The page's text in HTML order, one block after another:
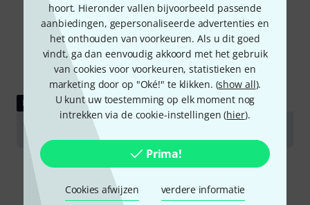
hoort. Hieronder vallen bijvoorbeeld passende
aanbiedingen, gepersonaliseerde advertenties en
het onthouden van voorkeuren. Als u dit goed
vindt, ga dan eenvoudig akkoord met het gebruik
van cookies voor voorkeuren, statistieken en
marketing door op "Oké!" te klikken. (show all).
U kunt uw toestemming op elk moment nog
intrekken via de cookie-instellingen (hier).
Prima!
Cookies afwijzen verdere informatie
DOWNLOAD